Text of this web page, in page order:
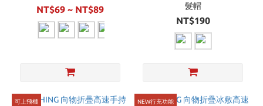
NT$69 ~ NT$89
髮帽
NT$190
可上飛機 NEW行充功能